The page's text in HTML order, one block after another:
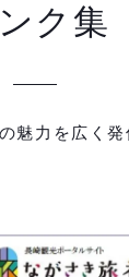
ク集
魅力を広く発